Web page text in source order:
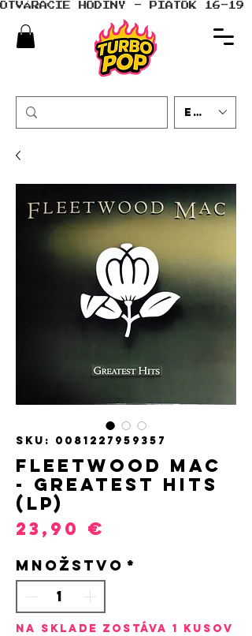
OTVÁRACIE HODINY - PIATOK 16-19
EUR (€)
SKU: 0081227959357
FLEETWOOD MAC
- GREATEST HITS
(LP)
23,90 €
Množstvo *
Na sklade zostáva 1 kusov